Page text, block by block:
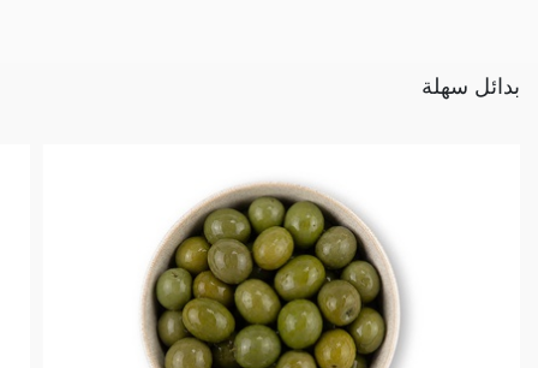
بدائل سهلة